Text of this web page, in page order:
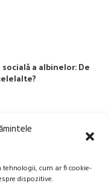
cum ar fi cookie-
dispozitive.
a albinelor: De